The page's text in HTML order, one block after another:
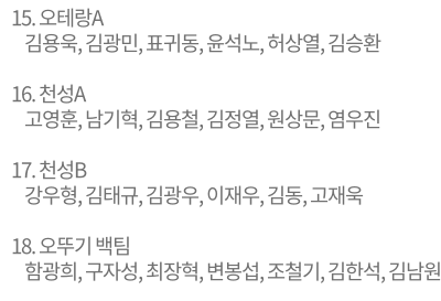
15. 오테랑A
김용욱, 김광민, 표귀동, 윤석노, 허상열, 김승환
16. 천성A
고영훈, 남기혁, 김용철, 김정열, 원상문, 염우진
17. 천성B
강우형, 김태규, 김광우, 이재우, 김동, 고재욱
18. 오뚜기 백팀
함광희, 구자성, 최장혁, 변봉섭, 조철기, 김한석, 김남원